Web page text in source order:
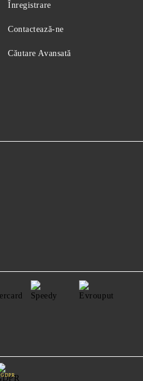
Înregistrare
Contactează-ne
Căutare Avansată
GDPR